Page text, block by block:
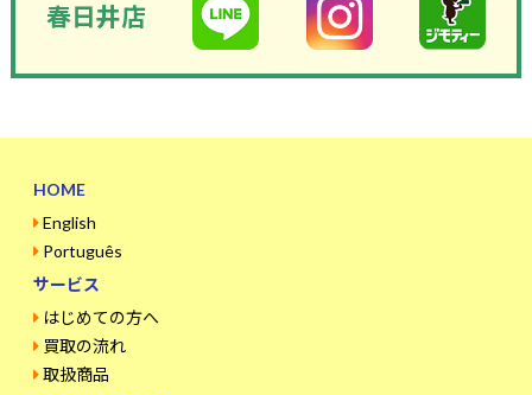
春日井店
HOME
English
Português
サービス
はじめての方へ
買取の流れ
取扱商品